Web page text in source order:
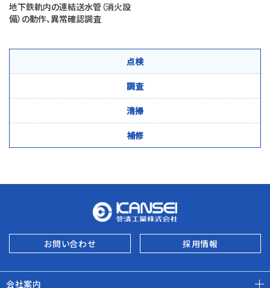
地下鉄軌内の連結送水管（消火設
備）の動作、異常確認調査
点検
調査
清掃
補修
お問い合わせ 採用情報
会社案内